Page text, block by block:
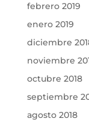
febrero 2019
enero 2019
diciembre
noviembre
octubre 2018
septiembre
agosto 2018